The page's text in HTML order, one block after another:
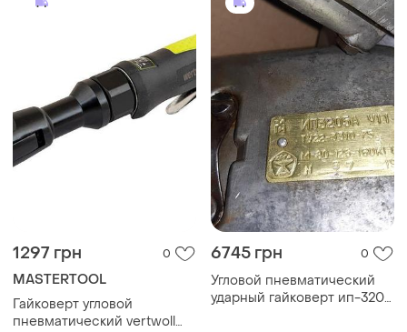
1297 грн 0
MASTERTOOL
Гайковерт угловой
пневматический vertwoll
6745 грн 0
Угловой пневматический
ударный гайковерт ип-3205